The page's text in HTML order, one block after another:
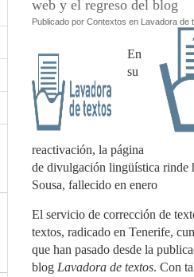
web y el regreso del blog
Publicado por Contextos en Lavadora de
En
su
reactivación, la página
de divulgación lingüística rinde
Sousa, fallecido en enero
El servicio de corrección de
textos, radicado en Tenerife,
que han pasado desde la
blog Lavadora de textos. Con